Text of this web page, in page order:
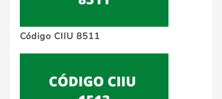
Código CIIU 8511